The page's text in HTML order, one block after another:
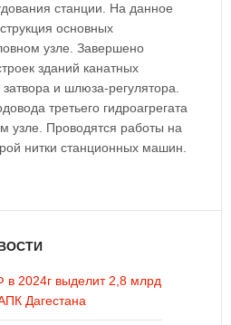
станции. На данное
основных
узле. Завершено
зданий канатных
и шлюза-регулятора.
третьего гидроагрегата
узле. Проводятся работы на
нитки станционных машин.
в 2024г выделит 2,8 млрд
Дагестана